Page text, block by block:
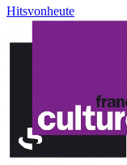
Hitsvonheute